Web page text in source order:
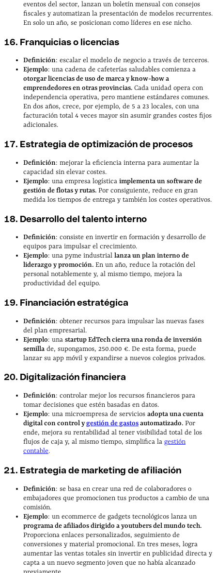
eventos del sector, lanzan un boletín mensual con consejos
fiscales y automatizan la presentación de modelos recurrentes.
En solo un año, se posicionan como líderes en ese nicho.
16. Franquicias o licencias
Definición: escalar el modelo de negocio a través de terceros.
Ejemplo: una cadena de cafeterías saludables comienza a
otorgar licencias de uso de marca y know-how a
emprendedores en otras provincias. Cada unidad opera con
independencia operativa, pero mantiene estándares comunes.
En dos años, crece, por ejemplo, de 5 a 23 locales, con una
facturación total 4 veces mayor sin asumir grandes costes fijos
adicionales.
17. Estrategia de optimización de procesos
Definición: mejorar la eficiencia interna para aumentar la
capacidad sin elevar costes.
Ejemplo: una empresa logística implementa un software de
gestión de flotas y rutas. Por consiguiente, reduce en gran
medida los tiempos de entrega y también los costes operativos.
18. Desarrollo del talento interno
Definición: consiste en invertir en formación y desarrollo de
equipos para impulsar el crecimiento.
Ejemplo: una pyme industrial lanza un plan interno de
liderazgo y promoción. En un año, reduce la rotación del
personal notablemente y, al mismo tiempo, mejora la
productividad del equipo.
19. Financiación estratégica
Definición: obtener recursos para impulsar las nuevas fases
del plan empresarial.
Ejemplo: una startup EdTech cierra una ronda de inversión
semilla de, supongamos, 250.000 €. De esta forma, puede
lanzar su app móvil y expandirse a nuevos colegios privados.
20. Digitalización financiera
Definición: controlar mejor los recursos financieros para
tomar decisiones que estén basadas en datos.
Ejemplo: una microempresa de servicios adopta una cuenta
digital con control ygestión de gastosautomatizado. Por
ende, mejora su rentabilidad al tener visibilidad total de los
flujos de caja y, al mismo tiempo, simplifica la gestión
contable.
21. Estrategia de marketing de afiliación
Definición: se basa en crear una red de colaboradores o
embajadores que promocionen tus productos a cambio de una
comisión.
Ejemplo: un ecommerce de gadgets tecnológicos lanza un
programa de afiliados dirigido a youtubers del mundo tech.
Proporciona enlaces personalizados, seguimiento de
conversiones y material promocional. En tres meses, logra
aumentar las ventas totales sin invertir en publicidad directa y
capta a un nuevo segmento joven que no había alcanzado